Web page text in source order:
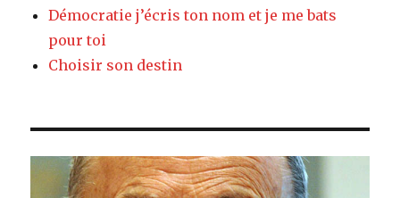
Démocratie j’écris ton nom et je me bats
pour toi
Choisir son destin